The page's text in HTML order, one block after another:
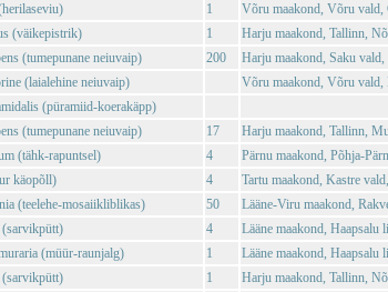
1
Võru maakond, Võru vald,
(väikepistrik) 1
Harju maakond, Tallinn,
(tumepunane neiuvaip) 200
Harju maakond, Saku
(laialehine neiuvaip)
Võru maakond, Võru vald,
(püramiid-koerakäpp)
(tumepunane neiuvaip) 17
Harju maakond, Tallinn,
(tähk-rapuntsel) 4
Pärnu maakond, Põhja-
käopõll) 4
Tartu maakond, Kastre
(teelehe-mosaiikliblikas) 50
Lääne-Viru maakond,
(sarvikpütt) 4
Lääne maakond, Haapsalu
(müür-raunjalg) 1
Lääne maakond, Haapsalu
(sarvikpütt) 1 Harju maakond, Tallinn,